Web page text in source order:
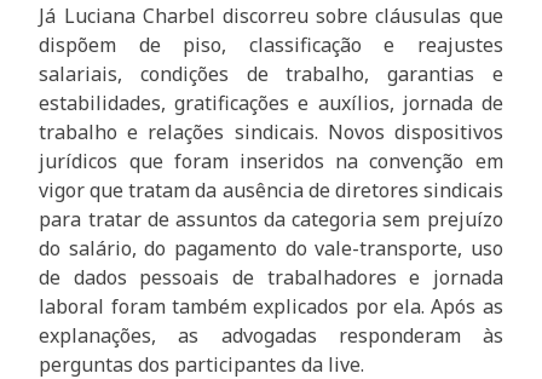
Já Luciana Charbel discorreu sobre cláusulas que
dispõem de piso, classificação e reajustes
salariais, condições de trabalho, garantias e
estabilidades, gratificações e auxílios, jornada de
trabalho e relações sindicais. Novos dispositivos
jurídicos que foram inseridos na convenção em
vigor que tratam da ausência de diretores sindicais
para tratar de assuntos da categoria sem prejuízo
do salário, do pagamento do vale-transporte, uso
de dados pessoais de trabalhadores e jornada
laboral foram também explicados por ela. Após as
explanações, as advogadas responderam às
perguntas dos participantes da live.